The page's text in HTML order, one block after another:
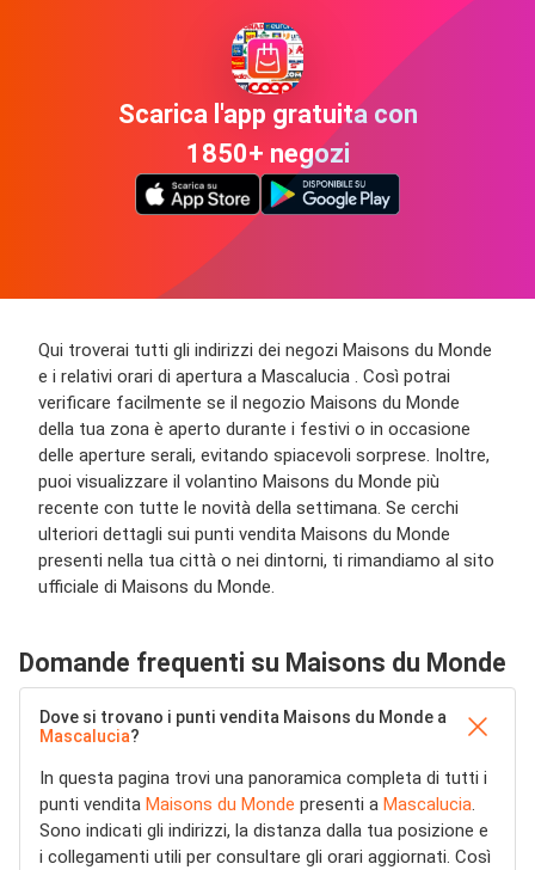
Scarica l'app gratuita con
1850+ negozi
Qui troverai tutti gli indirizzi dei negozi Maisons du Monde
e i relativi orari di apertura a Mascalucia . Così potrai
verificare facilmente se il negozio Maisons du Monde
della tua zona è aperto durante i festivi o in occasione
delle aperture serali, evitando spiacevoli sorprese. Inoltre,
puoi visualizzare il volantino Maisons du Monde più
recente con tutte le novità della settimana. Se cerchi
ulteriori dettagli sui punti vendita Maisons du Monde
presenti nella tua città o nei dintorni, ti rimandiamo al sito
ufficiale di Maisons du Monde.
Domande frequenti su Maisons du Monde
Dove si trovano i punti vendita Maisons du Monde a
Mascalucia?
In questa pagina trovi una panoramica completa di tutti i
punti vendita Maisons du Monde presenti a Mascalucia.
Sono indicati gli indirizzi, la distanza dalla tua posizione e
i collegamenti utili per consultare gli orari aggiornati. Così